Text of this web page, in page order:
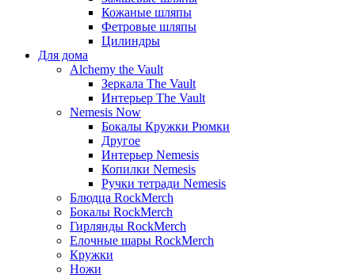
Кожаные шляпы
Фетровые шляпы
Цилиндры
Для дома
Alchemy the Vault
Зеркала The Vault
Интерьер The Vault
Nemesis Now
Бокалы Кружки Рюмки
Другое
Интерьер Nemesis
Копилки Nemesis
Ручки тетради Nemesis
Блюдца RockMerch
Бокалы RockMerch
Гирлянды RockMerch
Елочные шары RockMerch
Кружки
Ножи